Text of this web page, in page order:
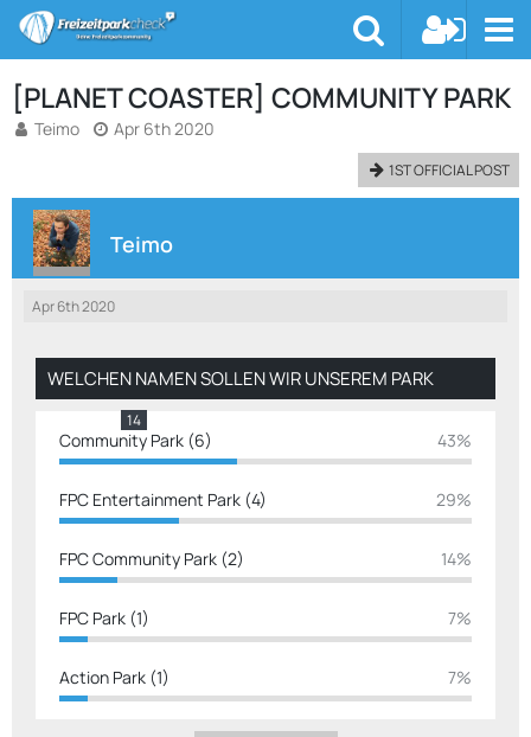
[PLANET COASTER] COMMUNITY PARK
Teimo Apr 6th 2020
1ST OFFICIAL POST
Teimo
Apr 6th 2020
WELCHEN NAMEN SOLLEN WIR UNSEREM PARK
14
Community Park (6) 43%
FPC Entertainment Park (4) 29%
FPC Community Park (2) 14%
FPC Park (1) 7%
Action Park (1) 7%